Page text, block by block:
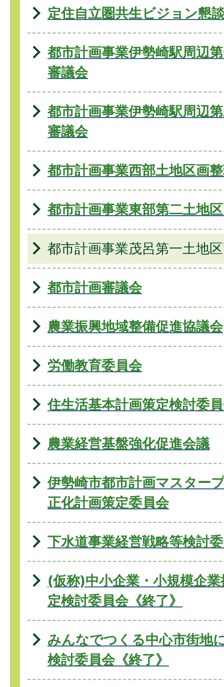
定住自立圏共生ビジョン懇
都市計画事業伊勢崎駅周辺
審議会
都市計画事業伊勢崎駅周辺
審議会
都市計画事業西部土地区画
都市計画事業東部第二土地
都市計画事業茂呂第一土地
都市計画審議会
農業振興地域整備促進協議会
労働教育委員会
住生活基本計画策定検討委
農業経営基盤強化促進会議
伊勢崎市都市計画マスター
正化計画策定委員会
下水道事業経営戦略等検討
(仮称)中小企業・小規模企
定検討委員会《終了》
みんなでつくる中心市街地
検討委員会《終了》